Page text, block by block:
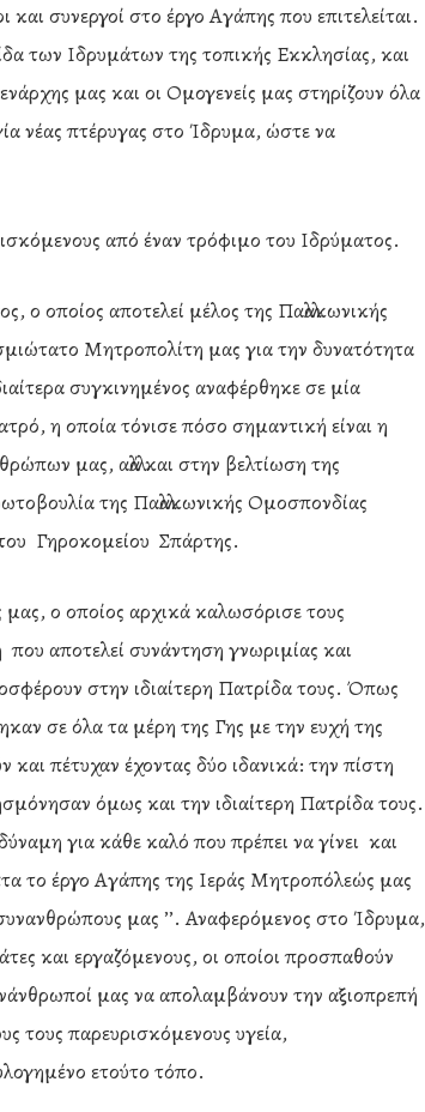
συνεργοί στο έργο Αγάπης που επιτελείται.
των Ιδρυμάτων της τοπικής Εκκλησίας, και
μας και οι Ομογενείς μας στηρίζουν όλα
νέας πτέρυγας στο Ίδρυμα, ώστε να
από έναν τρόφιμο του Ιδρύματος.
οποίος αποτελεί μέλος της Παλλακωνικής
Μητροπολίτη μας για την δυνατότητα
συγκινημένος αναφέρθηκε σε μία
η οποία τόνισε πόσο σημαντική είναι η
μας, αλλά και στην βελτίωση της
της Παλλακωνικής Ομοσπονδίας
Γηροκομείου Σπάρτης.
ο οποίος αρχικά καλωσόρισε τους
αποτελεί συνάντηση γνωριμίας και
στην ιδιαίτερη Πατρίδα τους. Όπως
σε όλα τα μέρη της Γης με την ευχή της
πέτυχαν έχοντας δύο ιδανικά: την πίστη
όμως και την ιδιαίτερη Πατρίδα τους.
για κάθε καλό που πρέπει να γίνει και
το έργο Αγάπης της Ιεράς Μητροπόλεώς μας
μας ’’. Αναφερόμενος στο Ίδρυμα,
και εργαζόμενους, οι οποίοι προσπαθούν
μας να απολαμβάνουν την αξιοπρεπή
τους παρευρισκόμενους υγεία,
ετούτο τόπο.